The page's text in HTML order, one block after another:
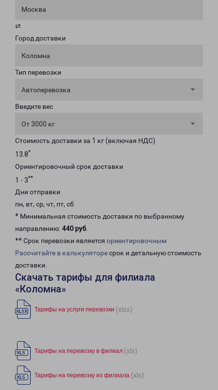
Москва
⇄
Город доставки
Коломна
Тип перевозки
Автоперевозка
Введите вес
От 3000 кг
Стоимость доставки за 1 кг (включая НДС)
13.8*
Ориентировочный срок доставки
1 - 3**
Дни отправки
пн, вт, ср, чт, пт, сб
* Минимальная стоимость доставки по выбранному
направлению: 440 руб.
** Срок перевозки является ориентировочным
Рассчитайте в калькуляторесрок и детальную стоимость
доставки.
Скачать тарифы для филиала
«Коломна»
Тарифы на услуги перевозки (xlsx)
Тарифы на перевозку в филиал (xls)
Тарифы на перевозку из филиала (xls)